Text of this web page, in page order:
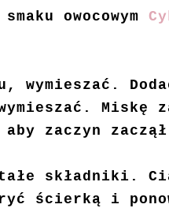
owocowym
wymieszać.
Miskę
zaczyn zaczął
składniki.
ścierką i